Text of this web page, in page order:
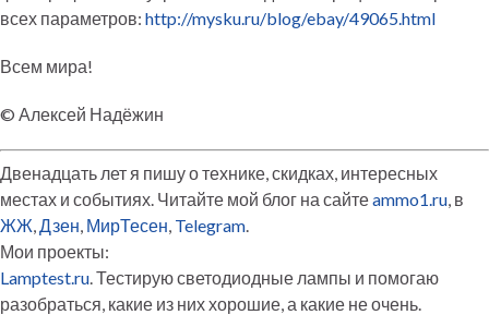
всех параметров: http://mysku.ru/blog/ebay/49065.html
Всем мира!
© Алексей Надёжин
Двенадцать лет я пишу о технике, скидках, интересных
местах и событиях. Читайте мой блог на сайтеammo1.ru , в
ЖЖ Дзен МирТесен Telegram
Мои проекты:
Lamptest.ru . Тестирую светодиодные лампы и помогаю
разобраться, какие из них хорошие, а какие не очень.